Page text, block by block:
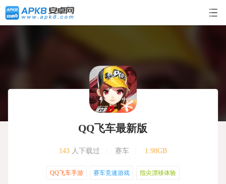
QQ飞车最新版
143 人下载过 赛车 1.98GB
QQ飞车手游 赛车竞速游戏 指尖漂移体验